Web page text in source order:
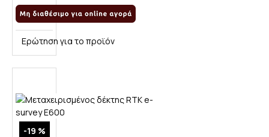
Ερώτηση για το προϊόν
-19 %